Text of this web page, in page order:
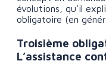
évolutions, qu’il
obligatoire (en
Troisième
L’assistance